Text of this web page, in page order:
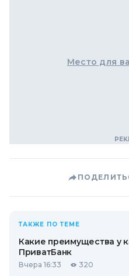
Место для
ТАКЖЕ ПО ТЕМЕ
Какие преимущества у
ПриватБанк
Вчера 16:33 320